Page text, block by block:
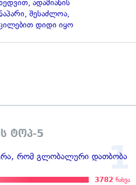
ადამიანის
შესაძლოა,
დიდი იყო
ტოპ-5
რომ გლობალური დათბობა
3782 ნახვა